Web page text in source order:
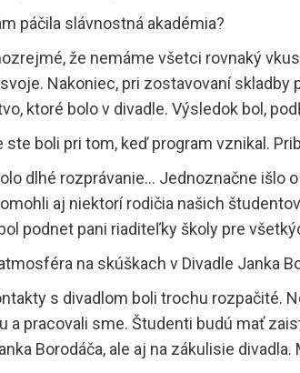
páčila slávnostná akadémia?
že nemáme všetci rovnaký
Nakoniec, pri zostavovaní skladby
ktoré bolo v divadle. Výsledok bol,
ste boli pri tom, keď program vznikal.
dlhé rozprávanie… Jednoznačne išlo
aj niektorí rodičia našich
podnet pani riaditeľky školy pre
na skúškach v Divadle Janka
s divadlom boli trochu rozpačité.
a pracovali sme. Študenti budú mať
Borodáča, ale aj na zákulisie divadla.